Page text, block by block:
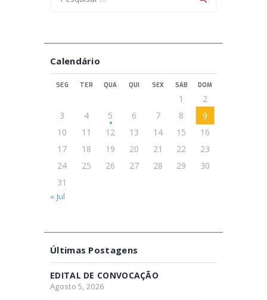
por:
Calendário
SEG TER QUA QUI SEX SÁB DOM
1
2
3
4 5 6 7 8
9
10
11 12 13 14 15
16
17
18 19 20 21 22
23
24
25 26 27 28 29
30
31
« Jul
Últimas Postagens
EDITAL DE CONVOCAÇÃO
Agosto 5, 2026